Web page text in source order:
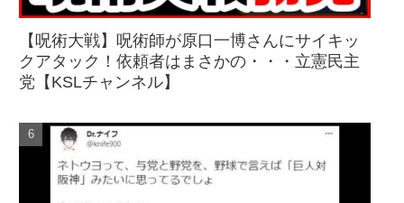
【呪術大戦】呪術師が原口一博さんにサイキッ
クアタック！依頼者はまさかの・・・立憲民主
党【KSLチャンネル】